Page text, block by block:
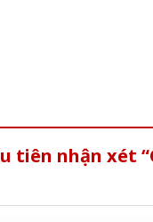
tiên nhận xét